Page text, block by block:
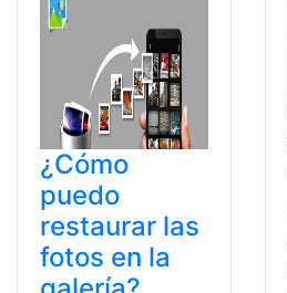
¿Cómo
puedo
restaurar las
fotos en la